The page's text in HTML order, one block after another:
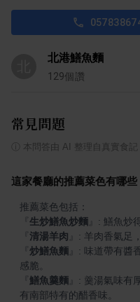
北港鱔魚麵
129個讚
常見問題
本問答由 AI 整理自真實食記
這家餐廳的推薦菜色有哪些
生炒鱔魚炒麵
清湯羊肉
炒鱔魚麵
: 味道帶有醬
鱔魚羹麵
: 羹湯氣味有